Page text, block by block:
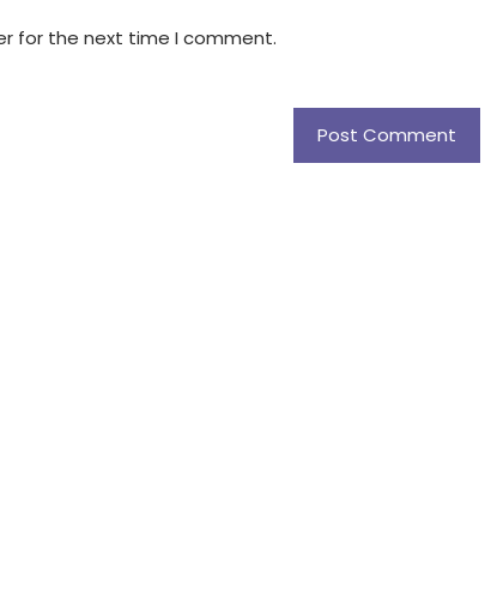
for the next time I comment.